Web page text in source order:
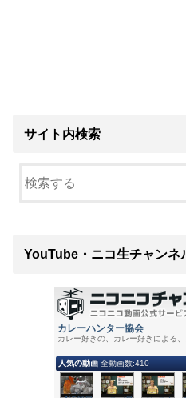
サイト内検索
YouTube・ニコ生チャン